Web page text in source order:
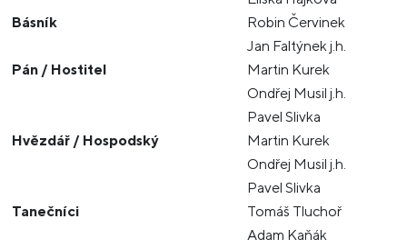
Básník
Robin Červinek
Jan Faltýnek j.h.
Pán / Hostitel
Martin Kurek
Ondřej Musil j.h.
Pavel Slivka
Hvězdář / Hospodský
Martin Kurek
Ondřej Musil j.h.
Pavel Slivka
Tanečníci
Tomáš Tluchoř
Adam Kaňák